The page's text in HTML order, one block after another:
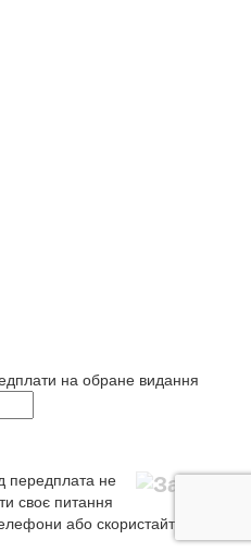
на обране видання
передплата не
своє питання
або скористайтеся